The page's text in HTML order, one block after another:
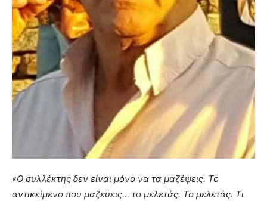
«Ο συλλέκτης δεν είναι μόνο να τα μαζέψεις. Το
αντικείμενο που μαζεύεις… το μελετάς. Το μελετάς. Τι